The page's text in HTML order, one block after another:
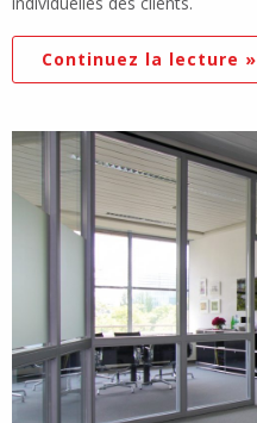
Continuez la lecture »